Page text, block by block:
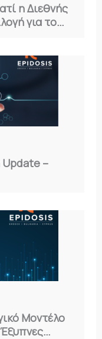
η Διεθνής
για το
Update –
Μοντέλο